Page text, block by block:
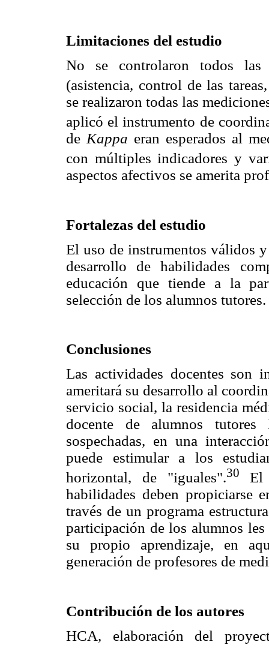
Limitaciones del estudio
No se controlaron todos las
(asistencia, control de las
se realizaron todas las
aplicó el instrumento de
de Kappa eran esperados al
con múltiples indicadores y
aspectos afectivos se amerita
Fortalezas del estudio
El uso de instrumentos válidos
desarrollo de habilidades
educación que tiende a la
selección de los alumnos tutores.
Conclusiones
Las actividades docentes son
ameritará su desarrollo al
servicio social, la residencia
docente de alumnos
sospechadas, en una
puede estimular a los
horizontal, de "iguales".30
El
habilidades deben propiciarse
través de un programa
participación de los alumnos les
su propio aprendizaje, en
generación de profesores de
Contribución de los autores
HCA, elaboración del